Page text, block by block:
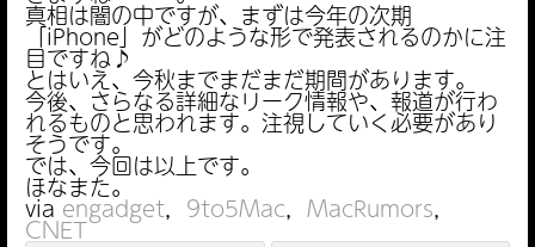
真相は闇の中ですが、まずは今年の次期
「iPhone」がどのような形で発表されるのかに注
目ですね♪
とはいえ、今秋までまだまだ期間があります。
今後、さらなる詳細なリーク情報や、報道が行わ
れるものと思われます。注視していく必要があり
そうです。
では、今回は以上です。
ほなまた。
viaengadget， 9to5Mac， MacRumors，
CNET